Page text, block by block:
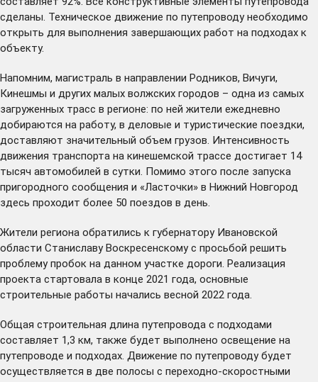
сделаны. Техническое движение по путепроводу необходимо
открыть для выполнения завершающих работ на подходах к
объекту.
Напомним, магистраль в направлении Родников, Вичуги,
Кинешмы и других малых волжских городов – одна из самых
загруженных трасс в регионе: по ней жители ежедневно
добираются на работу, в деловые и туристические поездки,
доставляют значительный объем грузов. Интенсивность
движения транспорта на кинешемской трассе достигает 14
тысяч автомобилей в сутки. Помимо этого после запуска
пригородного сообщения и «Ласточки» в Нижний Новгород
здесь проходит более 50 поездов в день.
Жители региона обратились к губернатору Ивановской
области Станиславу Воскресенскому с просьбой решить
проблему пробок на данном участке дороги. Реализация
проекта стартовала в конце 2021 года, основные
строительные работы начались весной 2022 года.
Общая строительная длина путепровода с подходами
составляет 1,3 км, также будет выполнено освещение на
путепроводе и подходах. Движение по путепроводу будет
осуществляется в две полосы с переходно-скоростными